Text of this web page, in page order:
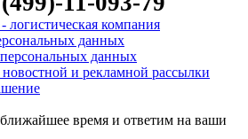
логистическая компания
данных
данных
и рекламной рассылки
время и ответим на ваши